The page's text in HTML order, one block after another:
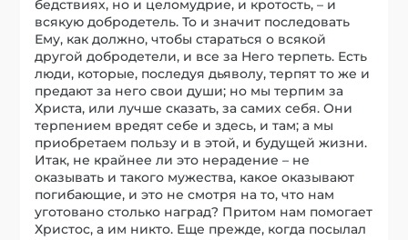
бедствиях, но и целомудрие, и кротость, – и
всякую добродетель. То и значит последовать
Ему, как должно, чтобы стараться о всякой
другой добродетели, и все за Него терпеть. Есть
люди, которые, последуя дьяволу, терпят то же и
предают за него свои души; но мы терпим за
Христа, или лучше сказать, за самих себя. Они
терпением вредят себе и здесь, и там; а мы
приобретаем пользу и в этой, и будущей жизни.
Итак, не крайнее ли это нерадение – не
оказывать и такого мужества, какое оказывают
погибающие, и это не смотря на то, что нам
уготовано столько наград? Притом нам помогает
Христос, а им никто. Еще прежде, когда посылал